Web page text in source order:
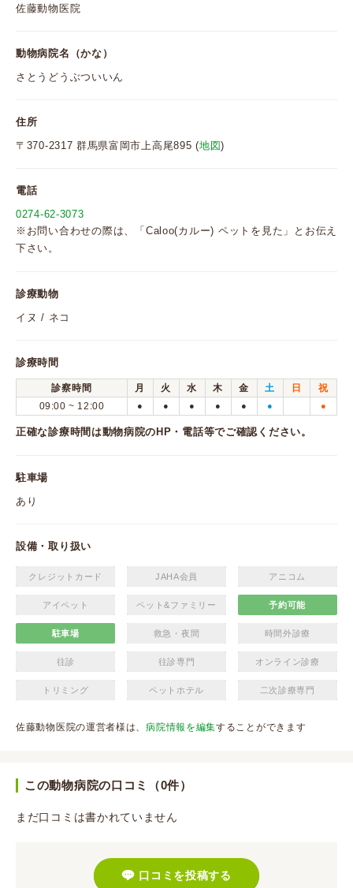
佐藤動物医院
動物病院名（かな）
さとうどうぶついいん
住所
〒370-2317 群馬県富岡市上高尾895 (地図)
電話
0274-62-3073
※お問い合わせの際は、「Caloo(カルー) ペットを見た」とお伝え
下さい。
診療動物
イヌ / ネコ
診療時間
診察時間 月 火 水 木 金 土 日
祝
09:00 ~ 12:00
● ● ● ● ● ● ●
正確な診療時間は動物病院のHP・電話等でご確認ください。
駐車場
あり
設備・取り扱い
クレジットカード JAHA会員 アニコム
アイペット ペット&ファミリー 予約可能
駐車場 救急・夜間 時間外診療
往診 往診専門 オンライン診療
トリミング ペットホテル 二次診療専門
佐藤動物医院の運営者様は、病院情報を編集することができます
この動物病院の口コミ（0件）
まだ口コミは書かれていません
口コミを投稿する